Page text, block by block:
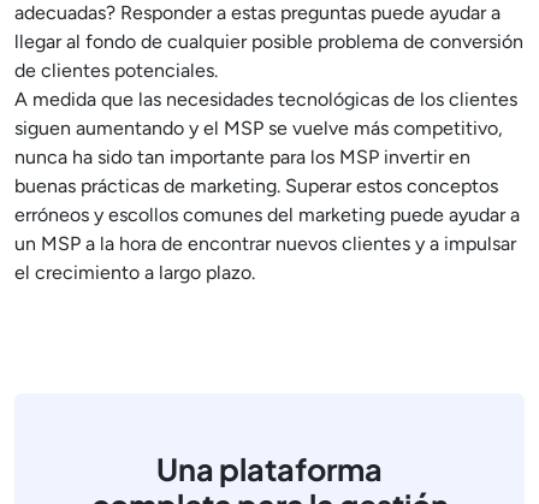
adecuadas? Responder a estas preguntas puede ayudar a
llegar al fondo de cualquier posible problema de conversión
de clientes potenciales.
A medida que las necesidades tecnológicas de los clientes
siguen aumentando y el MSP se vuelve más competitivo,
nunca ha sido tan importante para los MSP invertir en
buenas prácticas de marketing. Superar estos conceptos
erróneos y escollos comunes del marketing puede ayudar a
un MSP a la hora de encontrar nuevos clientes y a impulsar
el crecimiento a largo plazo.
Una plataforma